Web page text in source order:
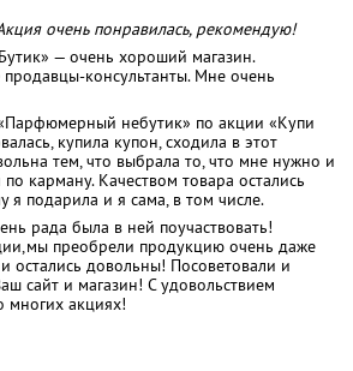
очень понравилась, рекомендую!
— очень хороший магазин.
консультанты. Мне очень
небутик» по акции «Купи
купила купон, сходила в этот
тем, что выбрала то, что мне нужно и
карману. Качеством товара остались
я подарила и я сама, в том числе.
рада была в ней поучаствовать!
преобрели продукцию очень даже
остались довольны! Посоветовали и
сайт и магазин! С удовольствием
многих акциях!